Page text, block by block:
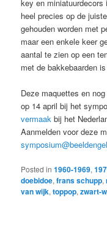
key en
heel precies op de
gehouden worden met
maar een enkele keer
aantal te zien op een
met de bakkebaarden
Deze maquettes en
op 14 april bij het
vermaak bij het
Aanmelden voor deze
Posted in 1960-1969,
doebidoe,frans schupp,
van wijk,toppop,zwart-